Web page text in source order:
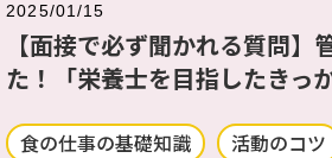
2025/01/15
【面接で必ず聞かれる質問】
た！「栄養士を目指したきっ
食の仕事の基礎知識
活動のコツ